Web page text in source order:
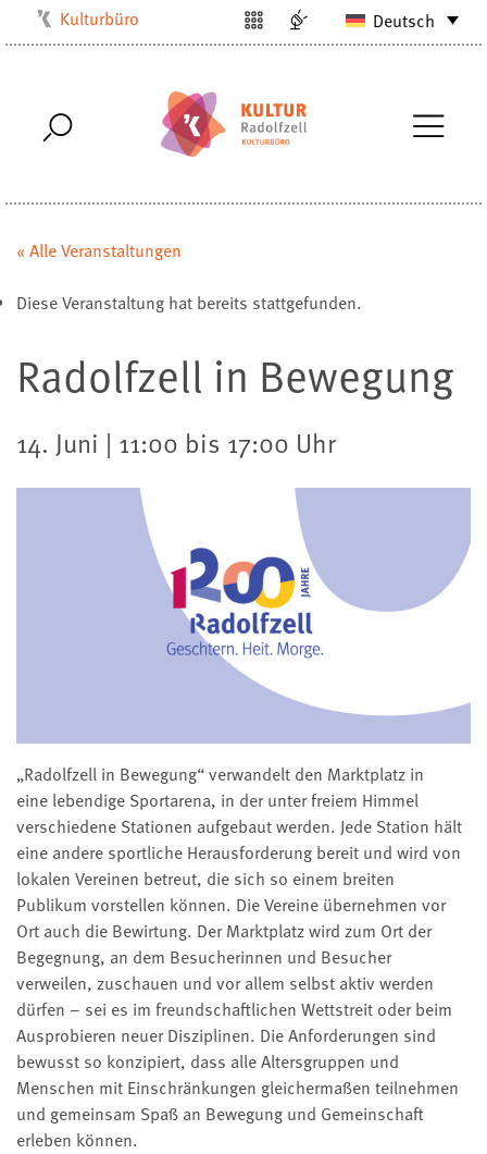
Kulturbüro
Stadtarchiv
Stadtbibliothek
Villa Bosch
Deutsch
« Alle Veranstaltungen
Diese Veranstaltung hat bereits stattgefunden.
Radolfzell in Bewegung
14. Juni | 11:00 bis 17:00 Uhr
„Radolfzell in Bewegung“ verwandelt den Marktplatz in
eine lebendige Sportarena, in der unter freiem Himmel
verschiedene Stationen aufgebaut werden. Jede Station hält
eine andere sportliche Herausforderung bereit und wird von
lokalen Vereinen betreut, die sich so einem breiten
Publikum vorstellen können. Die Vereine übernehmen vor
Ort auch die Bewirtung. Der Marktplatz wird zum Ort der
Begegnung, an dem Besucherinnen und Besucher
verweilen, zuschauen und vor allem selbst aktiv werden
dürfen – sei es im freundschaftlichen Wettstreit oder beim
Ausprobieren neuer Disziplinen. Die Anforderungen sind
bewusst so konzipiert, dass alle Altersgruppen und
Menschen mit Einschränkungen gleichermaßen teilnehmen
und gemeinsam Spaß an Bewegung und Gemeinschaft
erleben können.